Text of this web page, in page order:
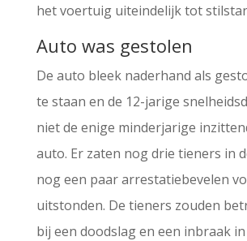
het voertuig uiteindelijk tot
Auto was gestolen
De auto bleek naderhand als
te staan en de 12-jarige
niet de enige minderjarige
auto. Er zaten nog drie tieners in
nog een paar arrestatiebevelen
uitstonden. De tieners zouden
bij een doodslag en een inbraak